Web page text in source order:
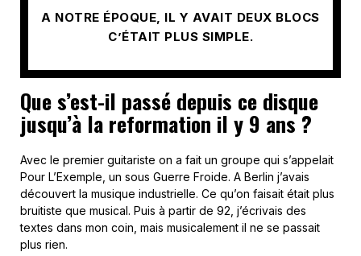
A NOTRE ÉPOQUE, IL Y AVAIT DEUX BLOCS
C’ÉTAIT PLUS SIMPLE.
Que s’est-il passé depuis ce disque
jusqu’à la reformation il y 9 ans ?
Avec le premier guitariste on a fait un groupe qui s’appelait
Pour L’Exemple, un sous Guerre Froide. A Berlin j’avais
découvert la musique industrielle. Ce qu’on faisait était plus
bruitiste que musical. Puis à partir de 92, j’écrivais des
textes dans mon coin, mais musicalement il ne se passait
plus rien.